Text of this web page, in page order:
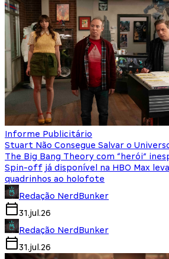
Informe Publicitário
Stuart Não Consegue Salvar o
The Big Bang Theory com “herói”
Spin-off já disponível na HBO Max
quadrinhos ao holofote
Redação NerdBunker
31.jul.26
Redação NerdBunker
31.jul.26